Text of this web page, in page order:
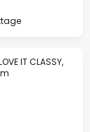
IT CLASSY,